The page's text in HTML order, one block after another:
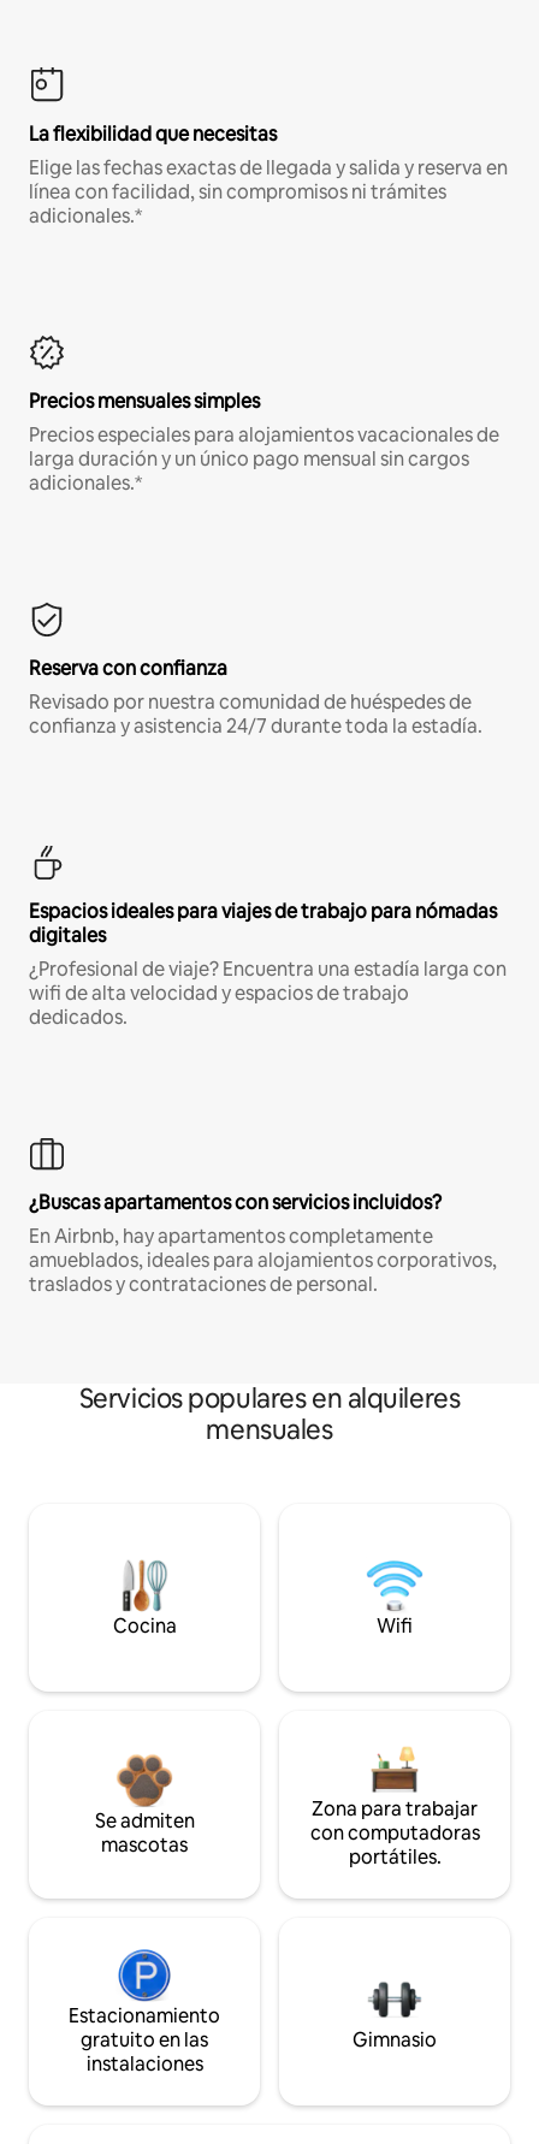
La flexibilidad que necesitas
Elige las fechas exactas de llegada y salida y reserva en
línea con facilidad, sin compromisos ni trámites
adicionales.*
Precios mensuales simples
Precios especiales para alojamientos vacacionales de
larga duración y un único pago mensual sin cargos
adicionales.*
Reserva con confianza
Revisado por nuestra comunidad de huéspedes de
confianza y asistencia 24/7 durante toda la estadía.
Espacios ideales para viajes de trabajo para nómadas
digitales
¿Profesional de viaje? Encuentra una estadía larga con
wifi de alta velocidad y espacios de trabajo
dedicados.
¿Buscas apartamentos con servicios incluidos?
En Airbnb, hay apartamentos completamente
amueblados, ideales para alojamientos corporativos,
traslados y contrataciones de personal.
Servicios populares en alquileres
mensuales
Cocina Wifi
Se admiten
mascotas
Zona para trabajar
con computadoras
portátiles.
Estacionamiento
gratuito en las
instalaciones
Gimnasio